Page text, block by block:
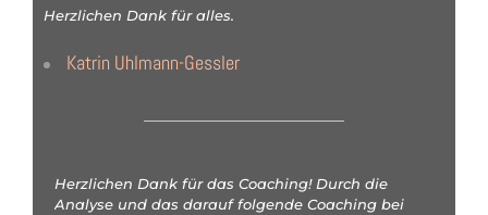
Herzlichen Dank für alles.
Katrin Uhlmann-Gessler
Herzlichen Dank für das Coaching! Durch die
Analyse und das darauf folgende Coaching bei